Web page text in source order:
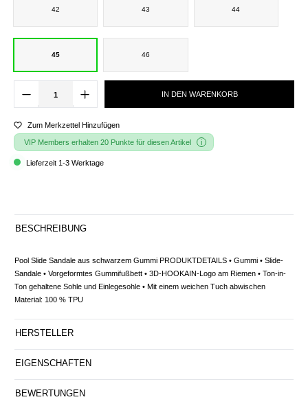
42 43 44
45 46
IN DEN WARENKORB
Zum Merkzettel Hinzufügen
VIP Members erhalten 20 Punkte für diesen Artikel
Lieferzeit 1-3 Werktage
BESCHREIBUNG
Pool Slide Sandale aus schwarzem Gummi PRODUKTDETAILS • Gummi • Slide-
Sandale • Vorgeformtes Gummifußbett • 3D-HOOKAIN-Logo am Riemen • Ton-in-
Ton gehaltene Sohle und Einlegesohle • Mit einem weichen Tuch abwischen
Material: 100 % TPU
HERSTELLER
EIGENSCHAFTEN
BEWERTUNGEN